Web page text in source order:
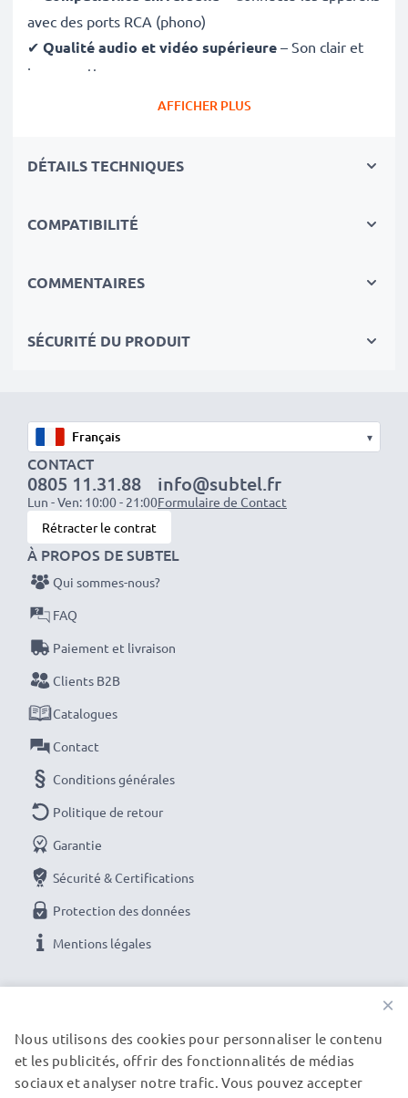
avec des ports RCA (phono)
✔ Qualité audio et vidéo supérieure – Son clair et
image nette
Connecteurs à ajustement sécurisé
des performances durablesEntièrement compatible
VPC-E7 / Xacti VPC-E6 / VPC-E1500TP
blanc (Audio gauche) - Rouge (Audio droite))
(Audio Mono))
✔ Consoles de jeux
✔ Téléviseurs et projecteurs
✔ Lecteurs DVD et Blu-ray
✔ Subwoofers et amplificateurs
Améliorez votre expérience audio-vidéo avec nos
câbles RCA haute qualité de subtel
dès maintenant pour une livraison rapide et une
garantie de 3 ans !
AFFICHER PLUS
DÉTAILS TECHNIQUES
COMPATIBILITÉ
COMMENTAIRES
SÉCURITÉ DU PRODUIT
▾
CONTACT
0805 11.31.88
Lun - Ven: 10:00 - 21:00
info@subtel.fr
Formulaire de Contact
Rétracter le contrat
À PROPOS DE SUBTEL
Qui sommes-nous?
FAQ
Paiement et livraison
Clients B2B
Catalogues
Contact
Conditions générales
Politique de retour
Garantie
Sécurité & Certifications
Protection des données
Mentions légales
NOS PARTENAIRES DE LIVRAISON
×
Nous utilisons des cookies pour personnaliser le contenu
et les publicités, offrir des fonctionnalités de médias
sociaux et analyser notre trafic. Vous pouvez accepter